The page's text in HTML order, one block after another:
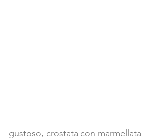
gustoso, crostata con marmellata